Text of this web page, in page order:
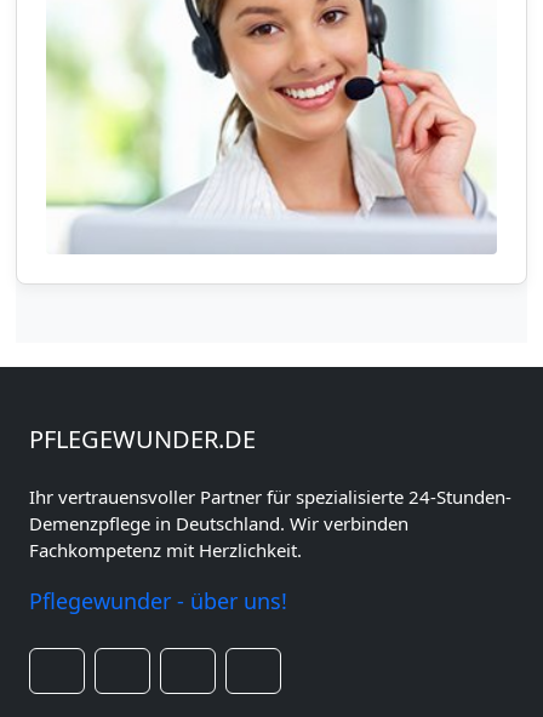
PFLEGEWUNDER.DE
Ihr vertrauensvoller Partner für spezialisierte 24-Stunden-
Demenzpflege in Deutschland. Wir verbinden
Fachkompetenz mit Herzlichkeit.
Pflegewunder - über uns!